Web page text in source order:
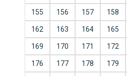
155 156 157 158
162 163 164 165
169 170 171 172
176 177 178 179